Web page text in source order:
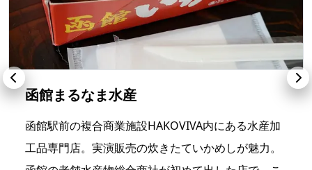
函館まるなま水産
函館駅前の複合商業施設HAKOVIVA内にある水産加
工品専門店。実演販売の炊きたていかめしが魅力。